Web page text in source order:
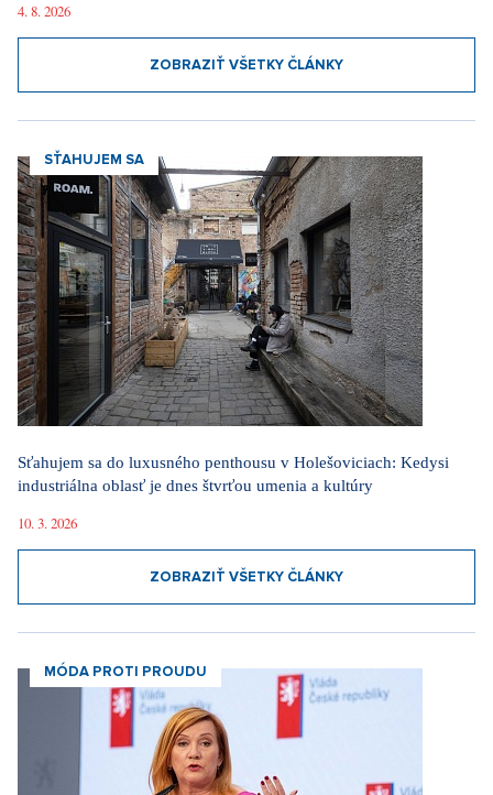
4. 8. 2026
ZOBRAZIŤ VŠETKY ČLÁNKY
SŤAHUJEM SA
Sťahujem sa do luxusného penthousu v Holešoviciach: Kedysi
industriálna oblasť je dnes štvrťou umenia a kultúry
10. 3. 2026
ZOBRAZIŤ VŠETKY ČLÁNKY
MÓDA PROTI PROUDU